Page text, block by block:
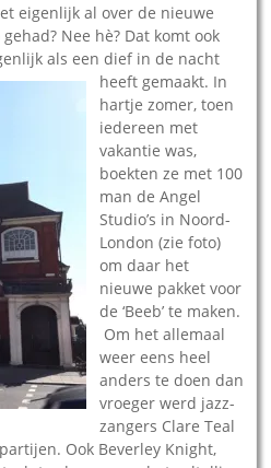
eigenlijk al over de nieuwe
Nee hè? Dat komt ook
als een dief in de nacht
heeft gemaakt. In
hartje zomer, toen
iedereen met
vakantie was,
boekten ze met 100
man de Angel
Studio’s in Noord-
London (zie foto)
om daar het
nieuwe pakket voor
de ‘Beeb’ te maken.
Om het allemaal
weer eens heel
anders te doen dan
vroeger werd jazz-
zangers Clare Teal
Ook Beverley Knight,